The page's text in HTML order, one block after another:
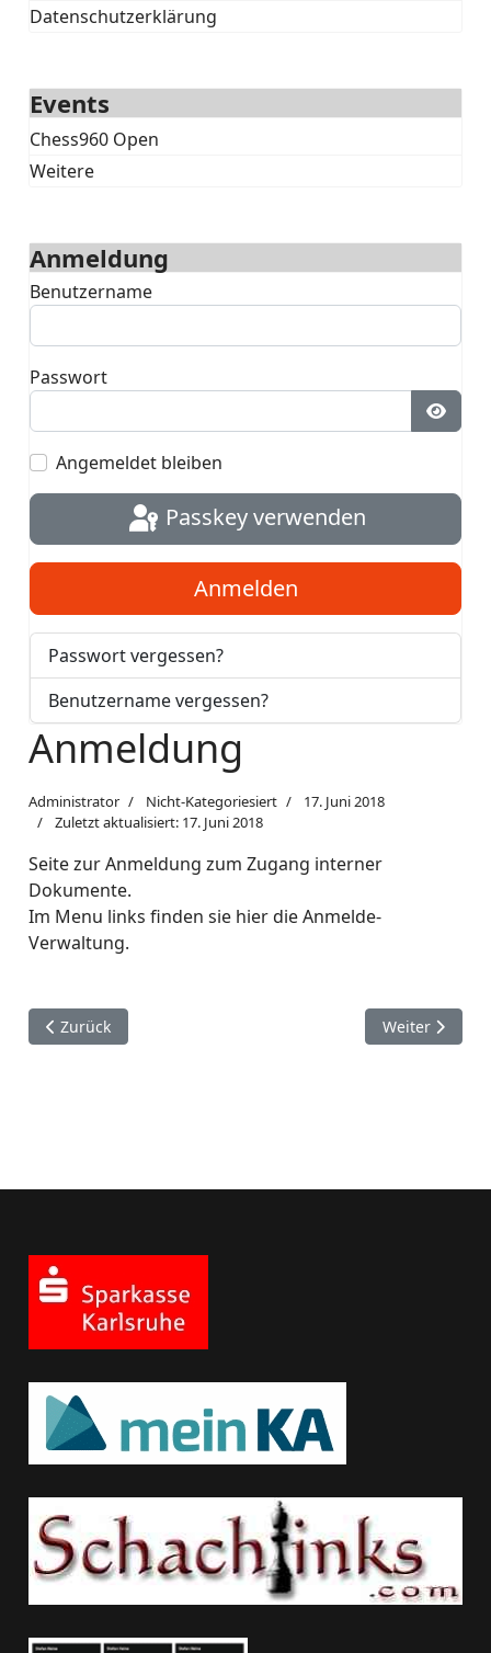
Datenschutzerklärung
Events
Chess960 Open
Weitere
Anmeldung
Benutzername
Passwort
Angemeldet bleiben
Passkey verwenden
Anmelden
Passwort vergessen?
Benutzername vergessen?
Anmeldung
Administrator Nicht-Kategoriesiert
17. Juni 2018
Zuletzt aktualisiert: 17. Juni 2018
Seite zur Anmeldung zum Zugang interner
Dokumente.
Im Menu links finden sie hier die Anmelde-
Verwaltung.
Vorheriger Beitrag: Bericht letzter Spieltag Verbandsrunde
Zurück Nächster
Weiter